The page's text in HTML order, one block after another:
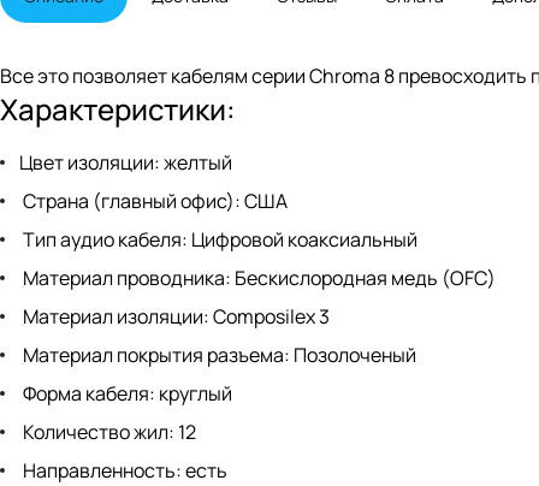
Все это позволяет кабелям серии Chroma 8
Характеристики:
Цвет изоляции: желтый
Страна (главный офис): США
Тип аудио кабеля: Цифровой коаксиальный
Материал проводника: Беcкислородная медь (OFC)
Материал изоляции: Composilex 3
Материал покрытия разъема: Позолоченый
Форма кабеля: круглый
Количество жил: 12
Направленность: есть